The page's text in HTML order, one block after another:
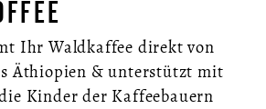
Ihr Waldkaffee direkt von
Äthiopien & unterstützt mit
Kinder der Kaffeebauern